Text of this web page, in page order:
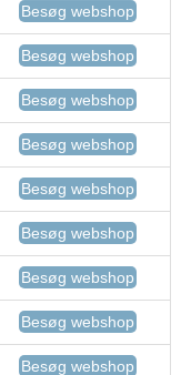
Besøg webshop
Besøg webshop
Besøg webshop
Besøg webshop
Besøg webshop
Besøg webshop
Besøg webshop
Besøg webshop
Besøg webshop